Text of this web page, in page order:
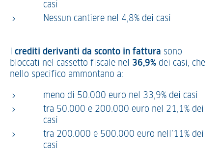
casi
Nessun cantiere nel 4,8% dei casi
crediti derivanti da sconto in fattura sono
bloccati nel cassetto fiscale nel 36,9% dei casi, che
nello specifico ammontano a:
meno di 50.000 euro nel 33,9% dei casi
tra 50.000 e 200.000 euro nel 21,1% dei
casi
tra 200.000 e 500.000 euro nell’11% dei
casi